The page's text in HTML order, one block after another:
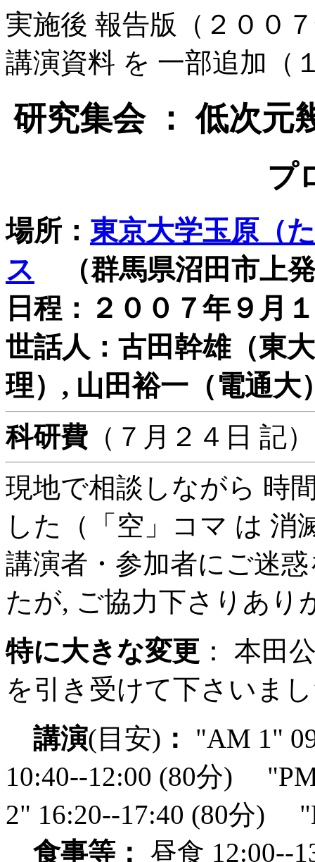
実施後 報告版（２００
講演資料 を 一部追加（
研究集会 ： 低次元
プ
場所： 東京大学玉原（
ス （群馬県沼田市上
日程：２００７年９月
世話人：古田幹雄（東
理）, 山田裕一（電通大
科研費 （７月２４日 記
現地で相談しながら 時
した（「空」コマ は 消
講演者・参加者にご迷
たが, ご協力下さりあり
特に大きな変更 ： 本田
を引き受けて下さいま
講演(目安) ：
"AM 1"
10:40--12:00 (80分)
2" 16:20--17:40 (80分)
食事等：
昼食 12:00--